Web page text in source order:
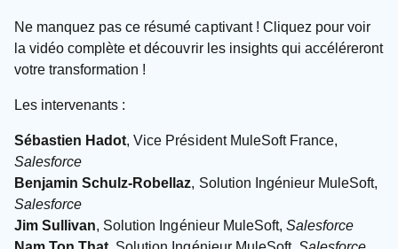
Ne manquez pas ce résumé captivant ! Cliquez pour voir
la vidéo complète et découvrir les insights qui accéléreront
votre transformation !
Les intervenants :
Sébastien Hadot, Vice Président MuleSoft France,
Salesforce
Benjamin Schulz-Robellaz, Solution Ingénieur MuleSoft,
Salesforce
Jim Sullivan, Solution Ingénieur MuleSoft, Salesforce